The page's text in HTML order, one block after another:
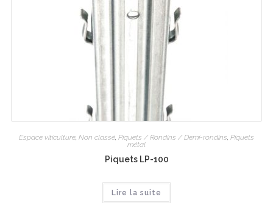
Espace viticulture, Non classé, Piquets / Rondins / Demi-rondins, Piquets
métal
Piquets LP-100
Lire la suite